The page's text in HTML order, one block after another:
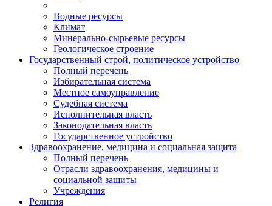
Водные ресурсы
Климат
Минерально-сырьевые ресурсы
Геологическое строение
Государственный строй, политическое устройство
Полный перечень
Избирательная система
Местное самоуправление
Судебная система
Исполнительная власть
Законодательная власть
Государственное устройство
Здравоохранение, медицина и социальная защита
Полный перечень
Отрасли здравоохранения, медицины и
социальной защиты
Учреждения
Религия